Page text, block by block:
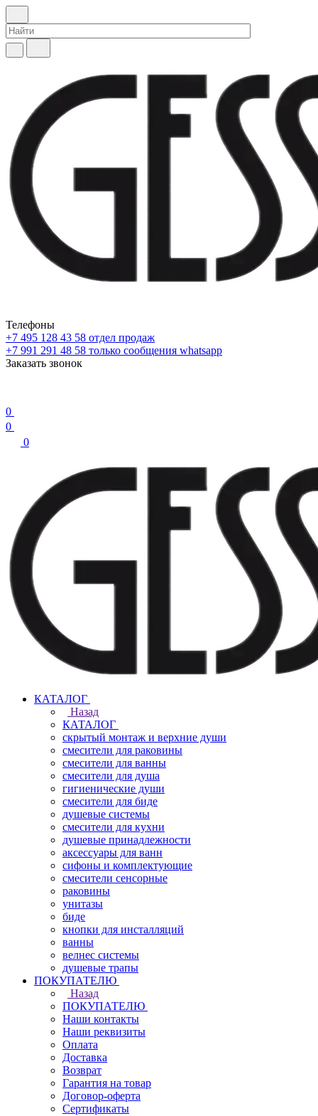
Телефоны
+7 495 128 43 58 отдел продаж
+7 991 291 48 58 только сообщения whatsapp
Заказать звонок
0
0
0
КАТАЛОГ
Назад
КАТАЛОГ
скрытый монтаж и верхние души
смесители для раковины
смесители для ванны
смесители для душа
гигиенические души
смесители для биде
душевые системы
смесители для кухни
душевые принадлежности
аксессуары для ванн
сифоны и комплектующие
смесители сенсорные
раковины
унитазы
биде
кнопки для инсталляций
ванны
велнес системы
душевые трапы
ПОКУПАТЕЛЮ
Назад
ПОКУПАТЕЛЮ
Наши контакты
Наши реквизиты
Оплата
Доставка
Возврат
Гарантия на товар
Договор-оферта
Сертификаты